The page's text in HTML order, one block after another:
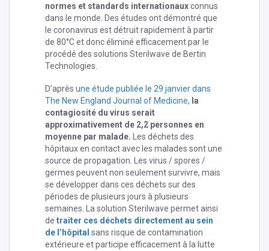
normes et standards internationauxconnus
dans le monde. Des études ont démontré que
le coronavirus est détruit rapidement à partir
de 80°C et donc éliminé efficacement par le
procédé des solutions Sterilwave de Bertin
Technologies.
D’après une étude publiée le 29 janvier dans
The New England Journal of Medicine, la
contagiosité du virus serait
approximativement de 2,2 personnes en
moyenne par malade. Les déchets des
hôpitaux en contact avec les malades sont une
source de propagation. Les virus / spores /
germes peuvent non seulement survivre, mais
se développer dans ces déchets sur des
périodes de plusieurs jours à plusieurs
semaines. La solution Sterilwave permet ainsi
de traiter ces déchets directement au sein
de l’hôpital sans risque de contamination
extérieure et participe efficacement à la lutte